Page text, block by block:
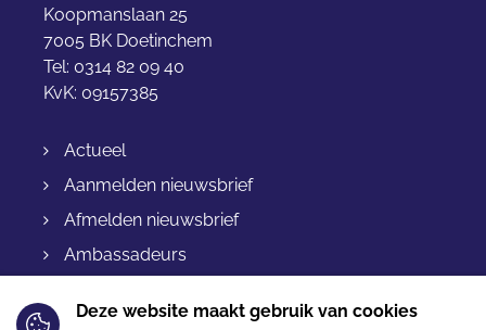
Koopmanslaan 25
7005 BK Doetinchem
Tel: 0314 82 09 40
KvK: 09157385
Actueel
Aanmelden nieuwsbrief
Afmelden nieuwsbrief
Ambassadeurs
Betalen
Deze website maakt gebruik van cookies